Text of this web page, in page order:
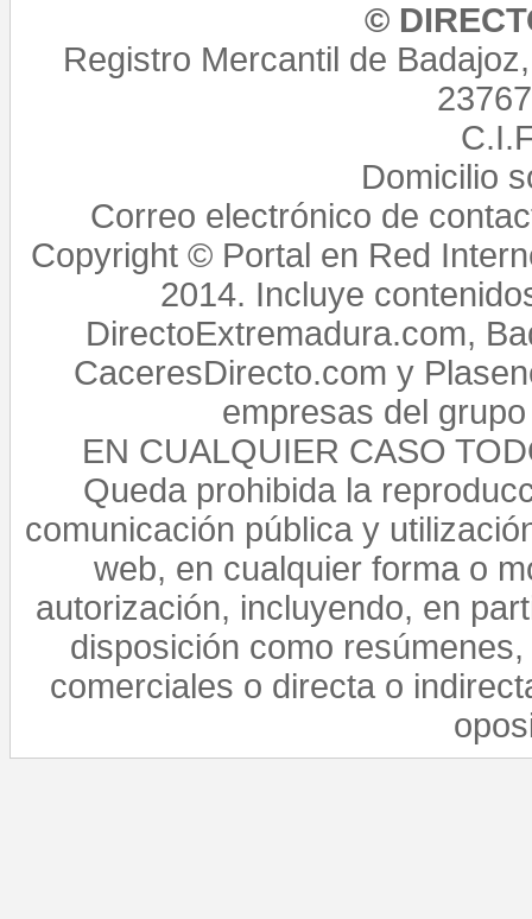
©
Registro Mercantil de
Domicilio
Correo electrónico de
Copyright © Portal en Red
2014. Incluye
DirectoExtremadura.com,
CaceresDirecto.com y
empresas del
EN CUALQUIER CASO
Queda prohibida la
comunicación pública y
web, en cualquier forma o
autorización, incluyendo, en
disposición como
comerciales o directa o